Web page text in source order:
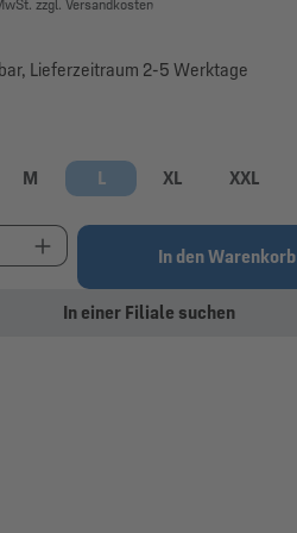
zzgl. Versandkosten
Lieferzeitraum 2-5 Werktage
Option ist zurzeit nicht verfügbar.)
M L XL XXL
Anzahl: Gib denIn den Warenkorb
In einer Filiale suchen